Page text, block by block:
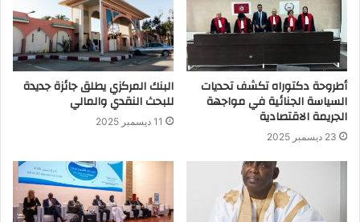
أطروحة دكتوراه تكشف تحديات
السياسة الجنائية في مواجهة
الجريمة الاقتصادية
23 ديسمبر 2025
البنك المركزي يطلق جائزة جديدة
للبحث النقدي والمالي
11 ديسمبر 2025